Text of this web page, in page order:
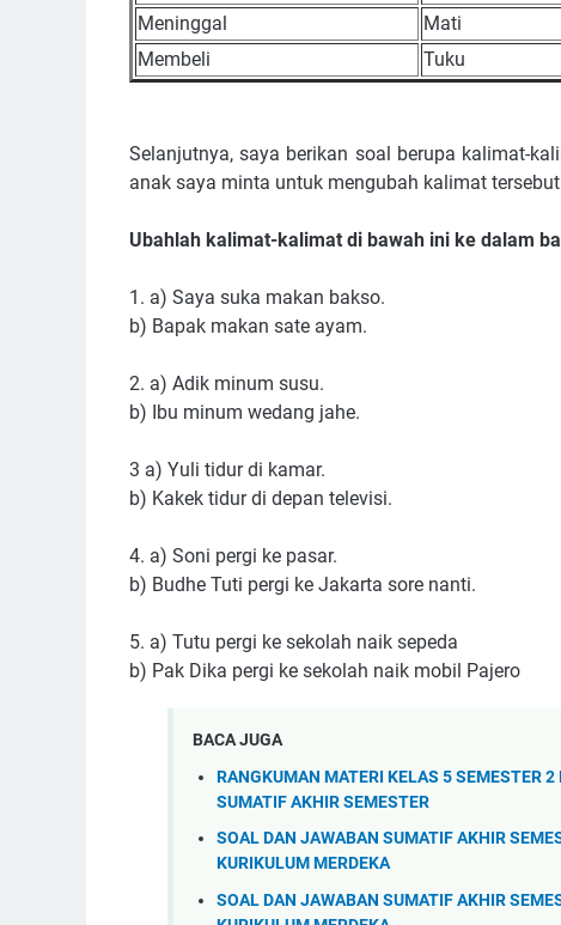
Meninggal
Mati
Membeli
Tuku
Selanjutnya, saya berikan soal berupa kalimat-
anak saya minta untuk mengubah kalimat
Ubahlah kalimat-kalimat di bawah ini ke dalam
1. a) Saya suka makan bakso.
b) Bapak makan sate ayam.
2. a) Adik minum susu.
b) Ibu minum wedang jahe.
3 a) Yuli tidur di kamar.
b) Kakek tidur di depan televisi.
4. a) Soni pergi ke pasar.
b) Budhe Tuti pergi ke Jakarta sore nanti.
5. a) Tutu pergi ke sekolah naik sepeda
b) Pak Dika pergi ke sekolah naik mobil Pajero
BACA JUGA
RANGKUMAN MATERI KELAS 5 SEMESTER
SUMATIF AKHIR SEMESTER
SOAL DAN JAWABAN SUMATIF AKHIR
KURIKULUM MERDEKA
SOAL DAN JAWABAN SUMATIF AKHIR